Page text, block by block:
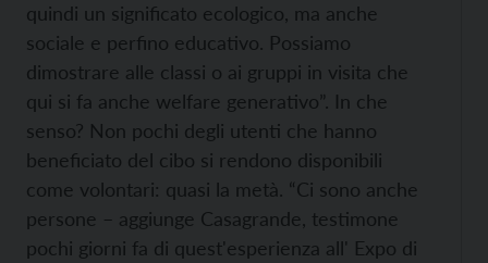
quindi un significato ecologico, ma anche
sociale e perfino educativo. Possiamo
dimostrare alle classi o ai gruppi in visita che
qui si fa anche welfare generativo”. In che
senso? Non pochi degli utenti che hanno
beneficiato del cibo si rendono disponibili
come volontari: quasi la metà. “Ci sono anche
persone – aggiunge Casagrande, testimone
pochi giorni fa di quest'esperienza all' Expo di